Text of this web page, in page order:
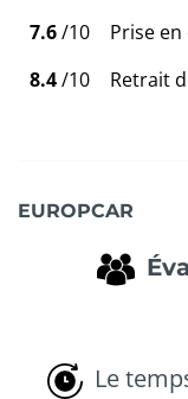
7.6/10
Prise
8.4/10 Retrait
EUROPCAR
Le